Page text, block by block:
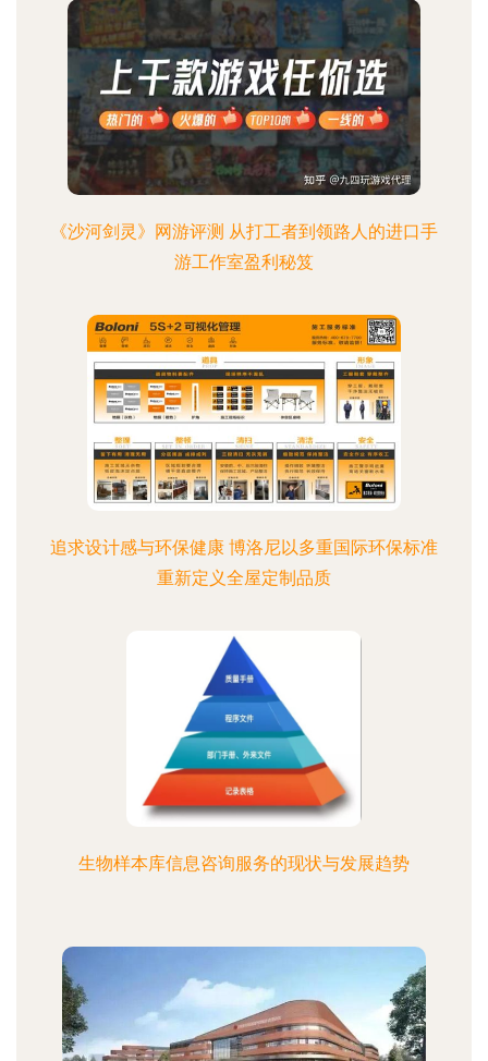
《沙河剑灵》网游评测 从打工者到领路人的进口手
游工作室盈利秘笈
追求设计感与环保健康 博洛尼以多重国际环保标准
重新定义全屋定制品质
生物样本库信息咨询服务的现状与发展趋势